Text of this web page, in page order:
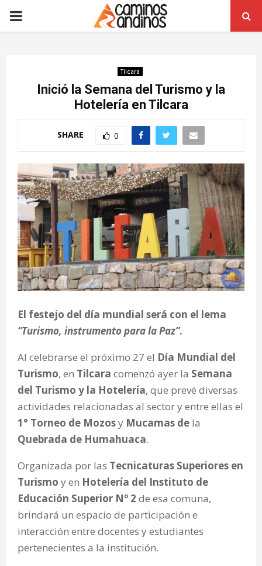
PRIMARY
Tilcara
Inició la Semana del Turismo y la
Hotelería en Tilcara
SHARE 0
El festejo del día mundial será con el lema
“Turismo, instrumento para la Paz”.
Al celebrarse el próximo 27 el Día Mundial del
Turismo, en Tilcara comenzó ayer la Semana
del Turismo y la Hotelería, que prevé diversas
actividades relacionadas al sector y entre ellas el
1° Torneo de Mozosy Mucamas de la
Quebrada de Humahuaca.
Organizada por las Tecnicaturas Superiores en
Turismo y en Hotelería del Instituto de
Educación Superior Nº 2 de esa comuna,
brindará un espacio de participación e
interacción entre docentes y estudiantes
pertenecientes a la institución.